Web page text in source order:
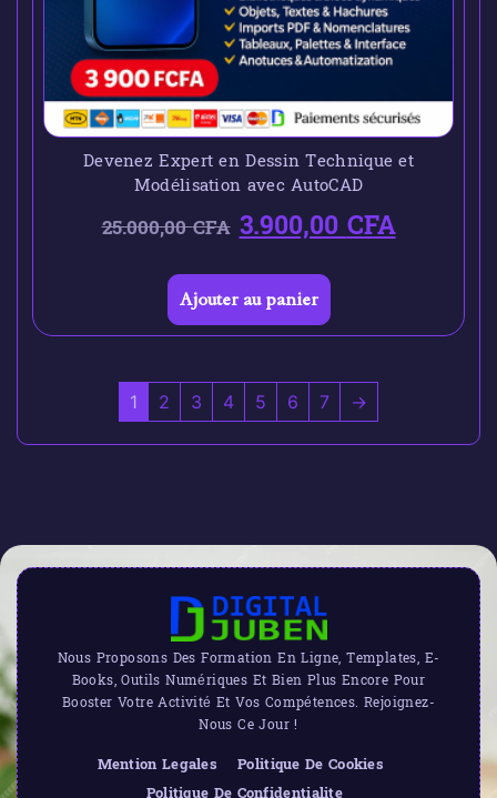
Devenez Expert en Dessin Technique et
Modélisation avec AutoCAD
25.000,00CFA 3.900,00CFA
Ajouter au panier
1 2 3 4 5 6 7 →
Nous Proposons Des Formation En Ligne, Templates, E-
Books, Outils Numériques Et Bien Plus Encore Pour
Booster Votre Activité Et Vos Compétences. Rejoignez-
Nous Ce Jour !
Mention Legales
Politique De Cookies